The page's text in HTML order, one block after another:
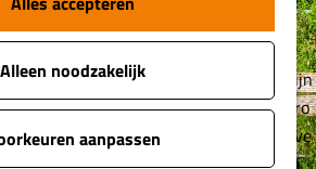
Alleen noodzakelijk
aanpassen
e
n
Fijn
pro
eve
rs